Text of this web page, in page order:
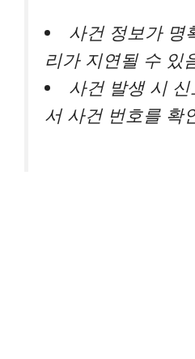
사건 정보가 명
리가 지연될 수 있
사건 발생 시
서 사건 번호를 확